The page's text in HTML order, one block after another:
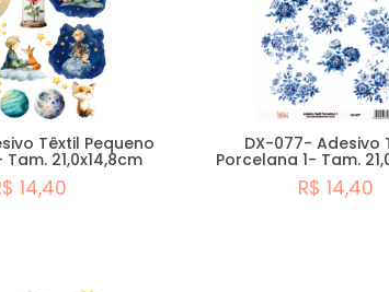
Têxtil Pequeno
21,0x14,8cm
14,40
DX-077- Adesivo
Porcelana 1- Tam.
R$ 14,40